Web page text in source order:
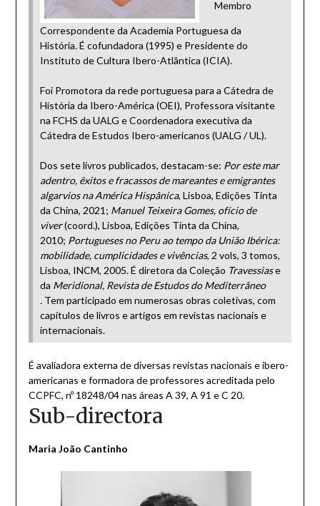
Membro
Correspondente da Academia Portuguesa da
História. É cofundadora (1995) e Presidente do
Instituto de Cultura Ibero-Atlântica (ICIA).
Foi Promotora da rede portuguesa para a Cátedra de
História da Ibero-América (OEI), Professora visitante
na FCHS da UALG e Coordenadora executiva da
Cátedra de Estudos Ibero-americanos (UALG / UL).
Dos sete livros publicados, destacam-se: Por este mar
adentro, êxitos e fracassos de mareantes e emigrantes
algarvios na América Hispânica, Lisboa, Edições Tinta
da China, 2021; Manuel Teixeira Gomes, ofício de
viver(coord.), Lisboa, Edições Tinta da China,
2010; Portugueses no Peru ao tempo da União Ibérica:
mobilidade, cumplicidades e vivências, 2 vols, 3 tomos,
Lisboa, INCM, 2005. É diretora da Coleção Travessiase
da Meridional, Revista de Estudos do Mediterrâneo
. Tem participado em numerosas obras coletivas, com
capítulos de livros e artigos em revistas nacionais e
internacionais.
É avaliadora externa de diversas revistas nacionais e ibero-
americanas e formadora de professores acreditada pelo
CCPFC, nº 18248/04 nas áreas A 39, A 91 e C 20.
Sub-directora
Maria João Cantinho